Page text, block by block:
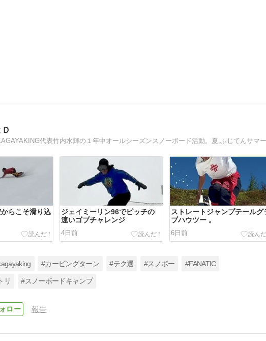
らこそ滑り込
ジェイミーリン96でピッチの
速いゴブチャレンジ
4日前
ストレートジャンプテールグ
ブハウツー 。
6日前
#カービングターン #テク選 #スノボー #FANATIC
リ #スノーボードキャンプ
報告